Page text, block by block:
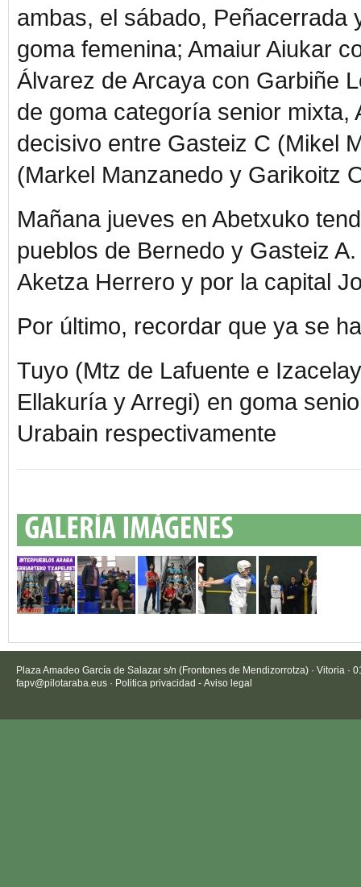
ambas, el sábado, Peñacerrada
goma femenina; Amaiur Aiukar
Álvarez de Arcaya con Garbiñe
de goma categoría senior
decisivo entre Gasteiz C (Mikel
(Markel Manzanedo y Garikoitz
Mañana jueves en Abetxuko
pueblos de Bernedo y Gasteiz
Aketza Herrero y por la capital
Por último, recordar que ya se
Tuyo (Mtz de Lafuente e
Ellakuría y Arregi) en goma
Urabain respectivamente
Plaza Amadeo García de Salazar s/n (Frontones de Mendizorrotza) · Vitoria ·
fapv@pilotaraba.eus · Politica privacidad - Aviso legal